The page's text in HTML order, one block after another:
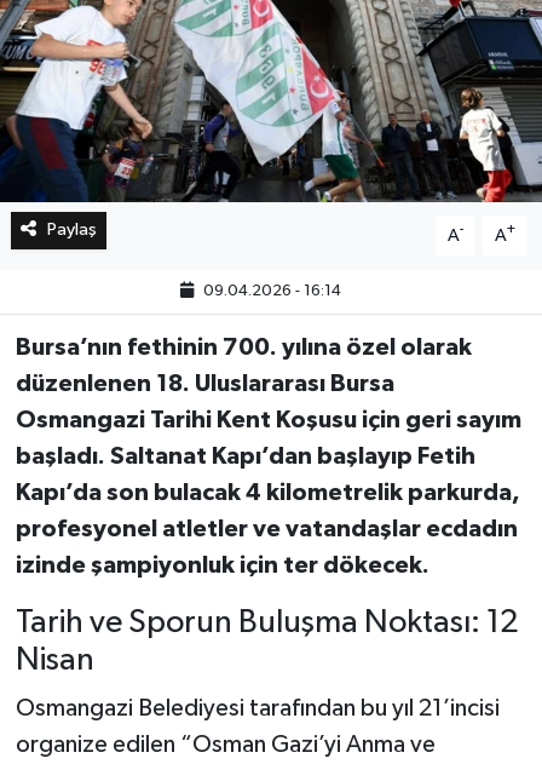
Paylaş A- A+
09.04.2026 - 16:14
Bursa’nın fethinin 700. yılına özel olarak
düzenlenen 18. Uluslararası Bursa
Osmangazi Tarihi Kent Koşusu için geri sayım
başladı. Saltanat Kapı’dan başlayıp Fetih
Kapı’da son bulacak 4 kilometrelik parkurda,
profesyonel atletler ve vatandaşlar ecdadın
izinde şampiyonluk için ter dökecek.
Tarih ve Sporun Buluşma Noktası: 12
Nisan
Osmangazi Belediyesi tarafından bu yıl 21’incisi
organize edilen “Osman Gazi’yi Anma ve